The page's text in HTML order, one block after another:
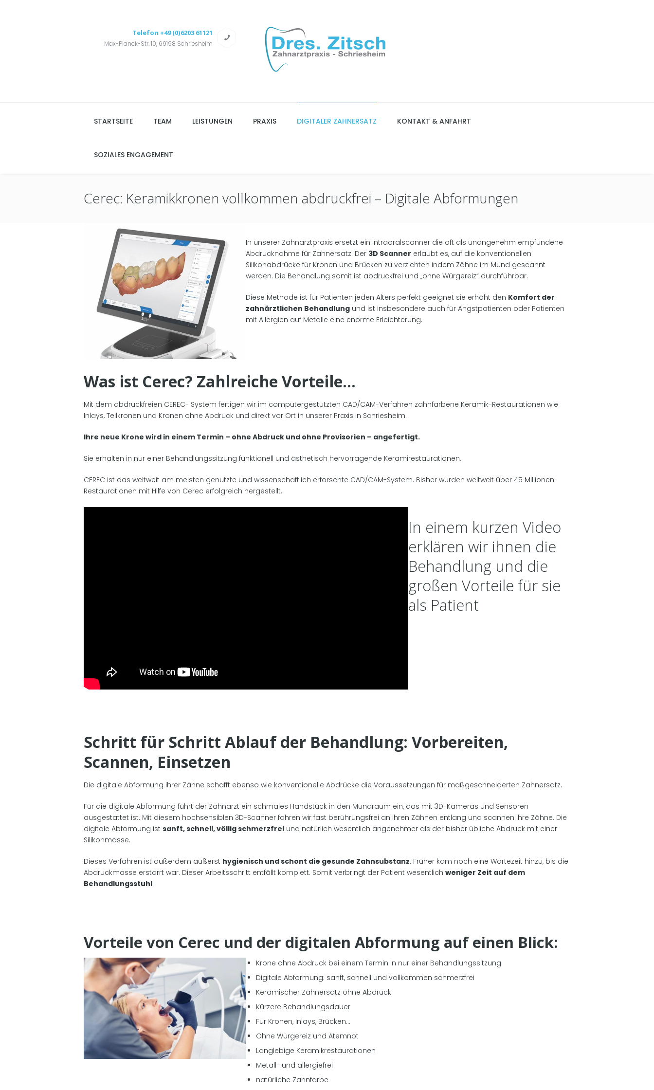
Telefon +49 (0)6203 61121
Max-Planck-Str. 10, 69198 Schriesheim
STARTSEITE TEAM LEISTUNGEN PRAXIS DIGITALER ZAHNERSATZ KONTAKT & ANFAHRT
SOZIALES ENGAGEMENT
Cerec: Keramikkronen vollkommen abdruckfrei – Digitale Abformungen
In unserer Zahnarztpraxis ersetzt ein Intraoralscanner die oft als unangenehm empfundene
Abdrucknahme für Zahnersatz. Der 3D Scanner erlaubt es, auf die konventionellen
Silikonabdrücke für Kronen und Brücken zu verzichten indem Zähne im Mund gescannt
werden. Die Behandlung somit ist abdruckfrei und „ohne Würgereiz“ durchführbar.
Diese Methode ist für Patienten jeden Alters perfekt geeignet sie erhöht den Komfort der
zahnärztlichen Behandlung und ist insbesondere auch für Angstpatienten oder Patienten
mit Allergien auf Metalle eine enorme Erleichterung.
Was ist Cerec? Zahlreiche Vorteile…
Mit dem abdruckfreien CEREC- System fertigen wir im computergestützten CAD/CAM-Verfahren zahnfarbene Keramik-Restaurationen wie
Inlays, Teilkronen und Kronen ohne Abdruck und direkt vor Ort in unserer Praxis in Schriesheim.
Ihre neue Krone wird in einem Termin – ohne Abdruck und ohne Provisorien – angefertigt.
Sie erhalten in nur einer Behandlungssitzung funktionell und ästhetisch hervorragende Keramirestaurationen.
CEREC ist das weltweit am meisten genutzte und wissenschaftlich erforschte CAD/CAM-System. Bisher wurden weltweit über 45 Millionen
Restaurationen mit Hilfe von Cerec erfolgreich hergestellt.
In einem kurzen Video
erklären wir ihnen die
Behandlung und die
großen Vorteile für sie
als Patient
Schritt für Schritt Ablauf der Behandlung: Vorbereiten,
Scannen, Einsetzen
Die digitale Abformung ihrer Zähne schafft ebenso wie konventionelle Abdrücke die Voraussetzungen für maßgeschneiderten Zahnersatz.
Für die digitale Abformung führt der Zahnarzt ein schmales Handstück in den Mundraum ein, das mit 3D-Kameras und Sensoren
ausgestattet ist. Mit diesem hochsensiblen 3D-Scanner fahren wir fast berührungsfrei an ihren Zähnen entlang und scannen ihre Zähne. Die
digitale Abformung ist sanft, schnell, völlig schmerzfrei und natürlich wesentlich angenehmer als der bisher übliche Abdruck mit einer
Silikonmasse.
Dieses Verfahren ist außerdem äußerst hygienisch und schont die gesunde Zahnsubstanz. Früher kam noch eine Wartezeit hinzu, bis die
Abdruckmasse erstarrt war. Dieser Arbeitsschritt entfällt komplett. Somit verbringt der Patient wesentlich weniger Zeit auf dem
Behandlungsstuhl.
Vorteile von Cerec und der digitalen Abformung auf einen Blick:
Krone ohne Abdruck bei einem Termin in nur einer Behandlungssitzung
Digitale Abformung: sanft, schnell und vollkommen schmerzfrei
Keramischer Zahnersatz ohne Abdruck
Kürzere Behandlungsdauer
Für Kronen, Inlays, Brücken…
Ohne Würgereiz und Atemnot
Langlebige Keramikrestaurationen
Metall- und allergiefrei
natürliche Zahnfarbe